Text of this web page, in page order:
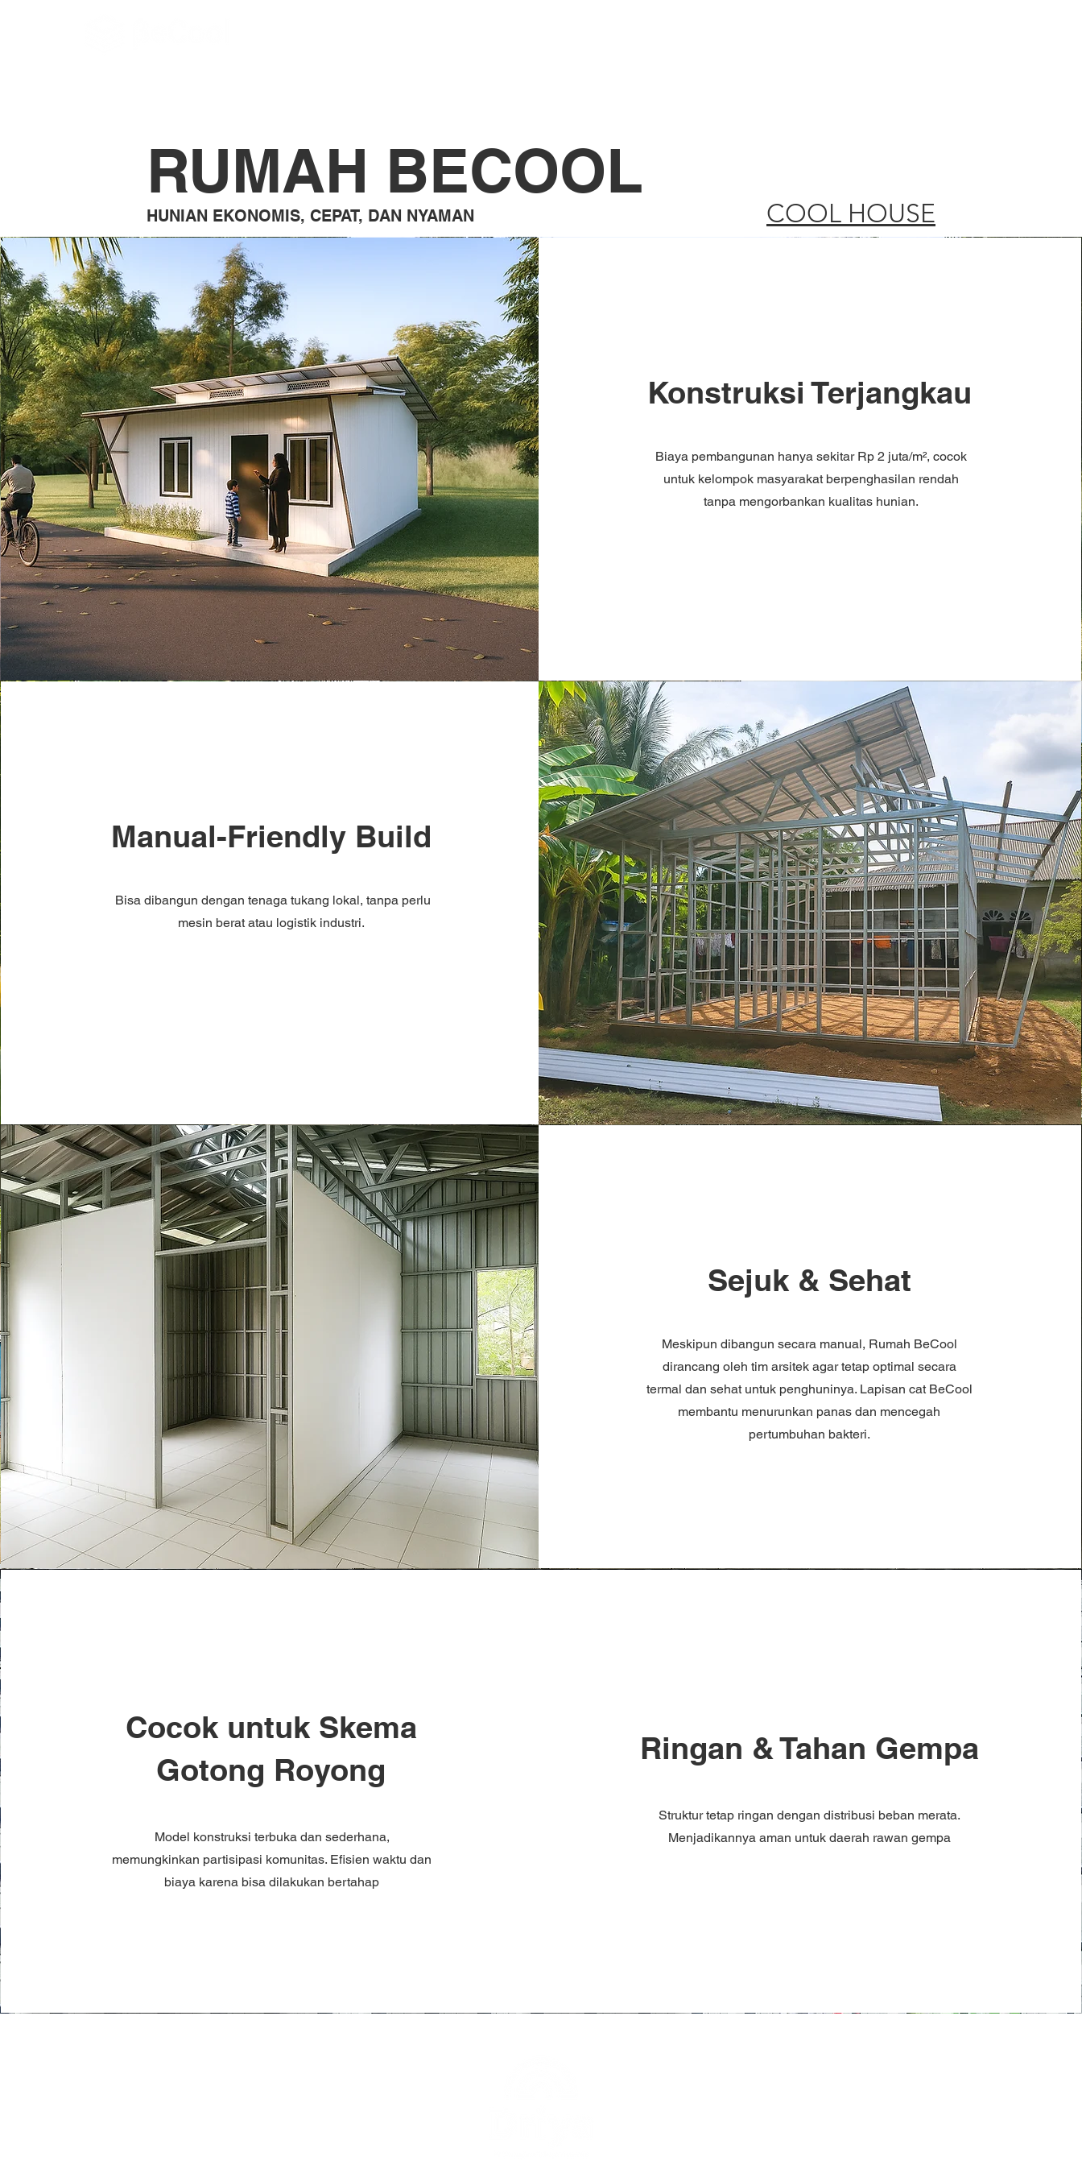
RUMAH BECOOL
HUNIAN EKONOMIS, CEPAT, DAN NYAMAN COOL HOUSE
Konstruksi Terjangkau
Biaya pembangunan hanya sekitar Rp 2 juta/m², cocok
untuk kelompok masyarakat berpenghasilan rendah
tanpa mengorbankan kualitas hunian.
Manual-Friendly Build
Bisa dibangun dengan tenaga tukang lokal, tanpa perlu
mesin berat atau logistik industri.
Sejuk & Sehat
Meskipun dibangun secara manual, Rumah BeCool
dirancang oleh tim arsitek agar tetap optimal secara
termal dan sehat untuk penghuninya. Lapisan cat BeCool
membantu menurunkan panas dan mencegah
pertumbuhan bakteri.
Cocok untuk Skema
Gotong Royong
Model konstruksi terbuka dan sederhana,
memungkinkan partisipasi komunitas. Efisien waktu dan
biaya karena bisa dilakukan bertahap
Ringan & Tahan Gempa
Struktur tetap ringan dengan distribusi beban merata.
Menjadikannya aman untuk daerah rawan gempa